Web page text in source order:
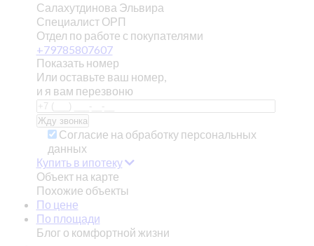
Салахутдинова Эльвира
Специалист ОРП
Отдел по работе с покупателями
+79785807607
Показать номер
Или оставьте ваш номер,
и я вам перезвоню
Согласие на обработку персональных
данных
Купить в ипотеку
Объект на карте
Похожие объекты
По цене
По площади
Блог о комфортной жизни